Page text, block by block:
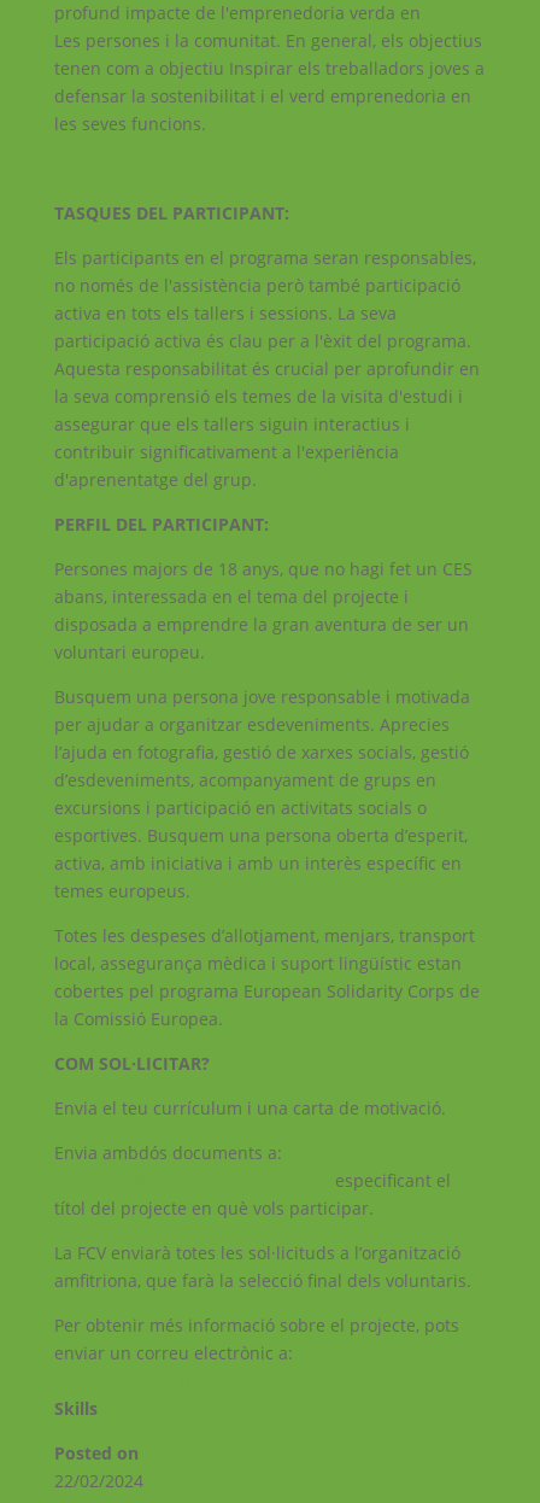
profund impacte de l'emprenedoria verda en
Les persones i la comunitat. En general, els objectius
tenen com a objectiu Inspirar els treballadors joves a
defensar la sostenibilitat i el verd emprenedoria en
les seves funcions.
TASQUES DEL PARTICIPANT:
Els participants en el programa seran responsables,
no només de l'assistència però també participació
activa en tots els tallers i sessions. La seva
participació activa és clau per a l'èxit del programa.
Aquesta responsabilitat és crucial per aprofundir en
la seva comprensió els temes de la visita d'estudi i
assegurar que els tallers siguin interactius i
contribuir significativament a l'experiència
d'aprenentatge del grup.
PERFIL DEL PARTICIPANT:
Persones majors de 18 anys, que no hagi fet un CES
abans, interessada en el tema del projecte i
disposada a emprendre la gran aventura de ser un
voluntari europeu.
Busquem una persona jove responsable i motivada
per ajudar a organitzar esdeveniments. Aprecies
l’ajuda en fotografia, gestió de xarxes socials, gestió
d’esdeveniments, acompanyament de grups en
excursions i participació en activitats socials o
esportives. Busquem una persona oberta d’esperit,
activa, amb iniciativa i amb un interès específic en
temes europeus.
Totes les despeses d’allotjament, menjars, transport
local, assegurança mèdica i suport lingüístic estan
cobertes pel programa European Solidarity Corps de
la Comissió Europea.
COM SOL·LICITAR?
Envia el teu currículum i una carta de motivació.
Envia ambdós documents a:
especificant el
títol del projecte en què vols participar.
La FCV enviarà totes les sol·licituds a l’organització
amfitriona, que farà la selecció final dels voluntaris.
Per obtenir més informació sobre el projecte, pots
enviar un correu electrònic a:
Skills
Posted on
22/02/2024